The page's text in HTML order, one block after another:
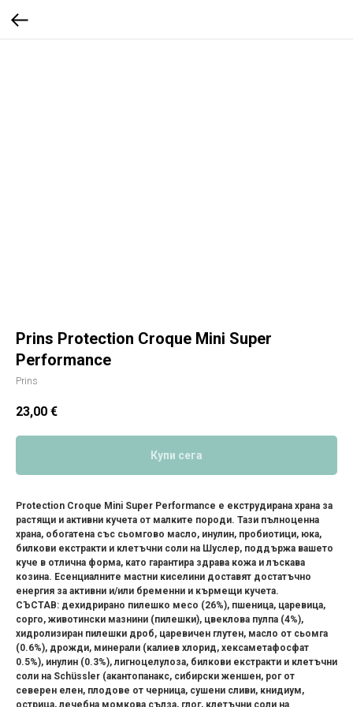
Prins Protection Croque Mini Super
Performance
Prins
23,00 €
Купи сега
Protection Croque Mini Super Performance е екструдирана храна за
растящи и активни кучета от малките породи. Тази пълноценна
храна, обогатена със сьомгово масло, инулин, пробиотици, юка,
билкови екстракти и клетъчни соли на Шуслер, поддържа вашето
куче в отлична форма, като гарантира здрава кожа и лъскава
козина. Есенциалните мастни киселини доставят достатъчно
енергия за активни и/или бременни и кърмещи кучета.
СЪСТАВ: дехидрирано пилешко месо (26%), пшеница, царевица,
сорго, животински мазнини (пилешки), цвеклова пулпа (4%),
хидролизиран пилешки дроб, царевичен глутен, масло от сьомга
(0.6%), дрожди, минерали (калиев хлорид, хексаметафосфат
0.5%), инулин (0.3%), лигноцелулоза, билкови екстракти и клетъчни
соли на Schüssler (акантопанакс, сибирски женшен, рог от
северен елен, плодове от черница, сушени сливи, книдиум,